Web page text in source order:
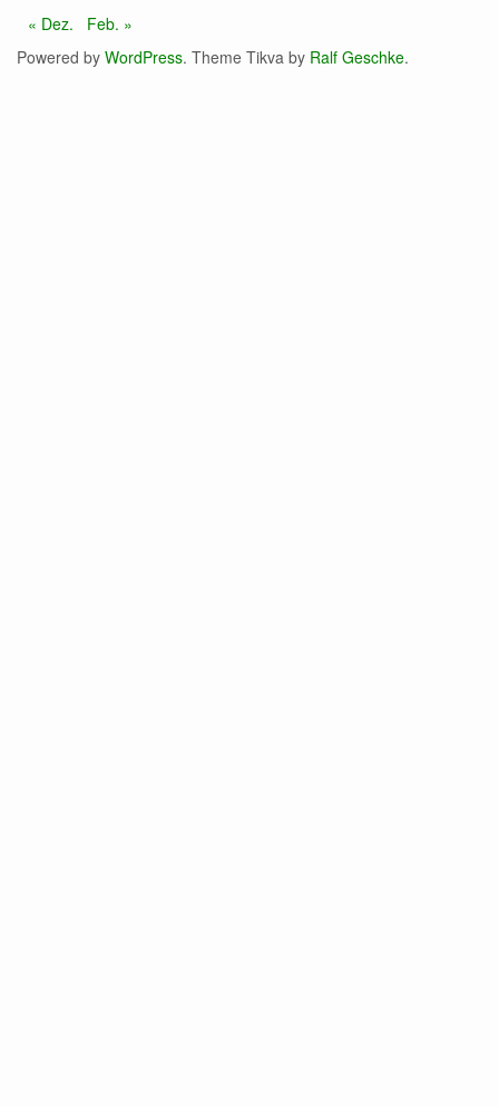
« Dez.
Feb. »
Powered by WordPress. Theme Tikva by Ralf Geschke.